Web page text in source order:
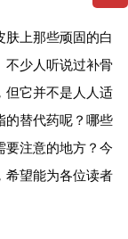
肤上那些顽固的白
不少人听说过补骨
但它并不是人人适
的替代药呢？哪些
要注意的地方？今
希望能为各位读者